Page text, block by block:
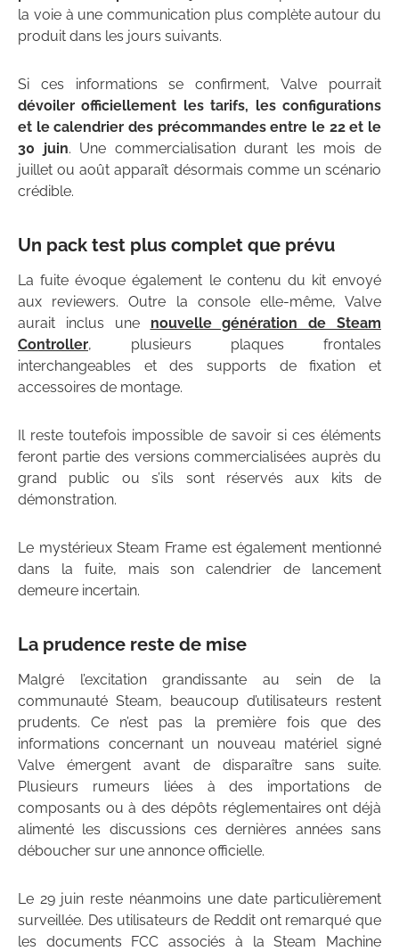
la voie à une communication plus complète autour du
produit dans les jours suivants.
Si ces informations se confirment, Valve pourrait
dévoiler officiellement les tarifs, les configurations
et le calendrier des précommandes entre le 22 et le
30 juin. Une commercialisation durant les mois de
juillet ou août apparaît désormais comme un scénario
crédible.
Un pack test plus complet que prévu
La fuite évoque également le contenu du kit envoyé
aux reviewers. Outre la console elle-même, Valve
aurait inclus une nouvelle génération de Steam
Controller, plusieurs plaques frontales
interchangeables et des supports de fixation et
accessoires de montage.
Il reste toutefois impossible de savoir si ces éléments
feront partie des versions commercialisées auprès du
grand public ou s’ils sont réservés aux kits de
démonstration.
Le mystérieux Steam Frame est également mentionné
dans la fuite, mais son calendrier de lancement
demeure incertain.
La prudence reste de mise
Malgré l’excitation grandissante au sein de la
communauté Steam, beaucoup d’utilisateurs restent
prudents. Ce n’est pas la première fois que des
informations concernant un nouveau matériel signé
Valve émergent avant de disparaître sans suite.
Plusieurs rumeurs liées à des importations de
composants ou à des dépôts réglementaires ont déjà
alimenté les discussions ces dernières années sans
déboucher sur une annonce officielle.
Le 29 juin reste néanmoins une date particulièrement
surveillée. Des utilisateurs de Reddit ont remarqué que
les documents FCC associés à la Steam Machine